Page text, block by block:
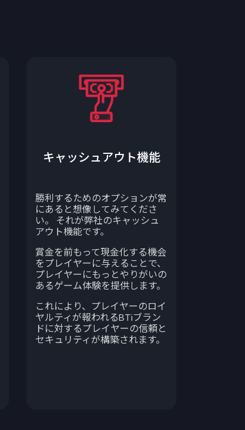
キャッシュアウト機能
勝利するためのオプションが常
にあると想像してみてくださ
い。 それが弊社のキャッシュ
アウト機能です。
賞金を前もって現金化する機会
をプレイヤーに与えることで、
プレイヤーにもっとやりがいの
あるゲーム体験を提供します。
これにより、プレイヤーのロイ
ヤルティが報われるBTiブラン
ドに対するプレイヤーの信頼と
セキュリティが構築されます。